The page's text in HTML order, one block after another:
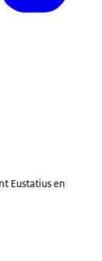
Eustatius en